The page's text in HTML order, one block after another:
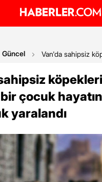
Güncel Van'da sahipsiz
çocuk
yaralandı